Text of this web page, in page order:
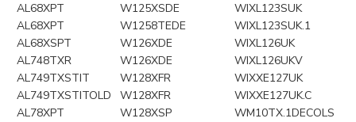
AL68XPT
W125XSDE
WIXL123SUK
AL68XPT
W1258TEDE
WIXL123SUK.1
AL68XSPT
W126XDE
WIXL126UK
AL748TXR
W126XDE
WIXL126UKV
AL749TXSTIT
W128XFR
WIXXE127UK
AL749TXSTITOLD
W128XFR
WIXXE127UK.C
AL78XPT
W128XSP
WM10TX.1DECOLS